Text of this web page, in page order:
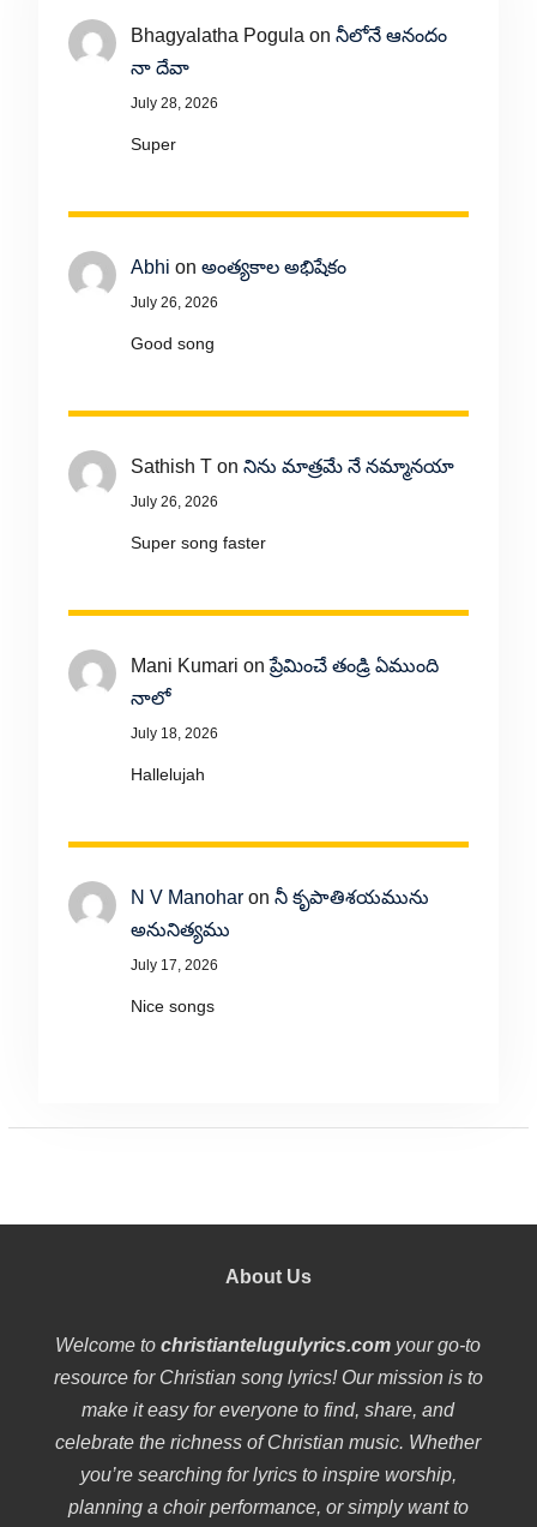
Bhagyalatha Pogula on నీలోనే ఆనందం
నా దేవా
July 28, 2026
Super
Abhi on అంత్యకాల అభిషేకం
July 26, 2026
Good song
Sathish Ton నిను మాత్రమే నే నమ్మానయా
July 26, 2026
Super song faster
Mani Kumari onప్రేమించే తండ్రి ఏముంది
నాలో
July 18, 2026
Hallelujah
N V Manoharon నీ కృపాతిశయమును
అనునిత్యము
July 17, 2026
Nice songs
About Us
Welcome tochristiantelugulyrics.com your go-to
resource for Christian song lyrics! Our mission is to
make it easy for everyone to find, share, and
celebrate the richness of Christian music. Whether
you’re searching for lyrics to inspire worship,
planning a choir performance, or simply want to